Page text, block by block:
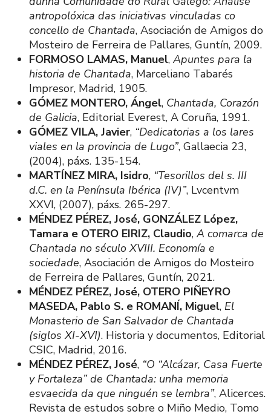
antropolóxica das iniciativas vinculadas co
concello de Chantada, Asociación de Amigos do
Mosteiro de Ferreira de Pallares, Guntín, 2009.
FORMOSO LAMAS, Manuel, Apuntes para la
historia de Chantada, Marceliano Tabarés
Impresor, Madrid, 1905.
GÓMEZ MONTERO, Ángel, Chantada, Corazón
de Galicia, Editorial Everest, A Coruña, 1991.
GÓMEZ VILA, Javier, “Dedicatorias a los lares
viales en la provincia de Lugo”, Gallaecia 23,
(2004), páxs. 135-154.
MARTÍNEZ MIRA, Isidro, “Tesorillos del s. III
d.C. en la Península Ibérica (IV)”, Lvcentvm
XXVI, (2007), páxs. 265-297.
MÉNDEZ PÉREZ, José, GONZÁLEZ López,
Tamara e OTERO EIRIZ, Claudio, A comarca de
Chantada no século XVIII. Economía e
sociedade, Asociación de Amigos do Mosteiro
de Ferreira de Pallares, Guntín, 2021.
MÉNDEZ PÉREZ, José, OTERO PIÑEYRO
MASEDA, Pablo S. e ROMANÍ, Miguel, El
Monasterio de San Salvador de Chantada
(siglos XI-XVI). Historia y documentos, Editorial
CSIC, Madrid, 2016.
MÉNDEZ PÉREZ, José, “O “Alcázar, Casa Fuerte
y Fortaleza” de Chantada: unha memoria
esvaecida da que ninguén se lembra”, Alicerces.
Revista de estudos sobre o Miño Medio, Tomo